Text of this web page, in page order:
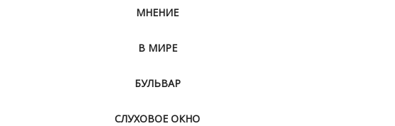
МНЕНИЕ
В МИРЕ
БУЛЬВАР
СЛУХОВОЕ ОКНО